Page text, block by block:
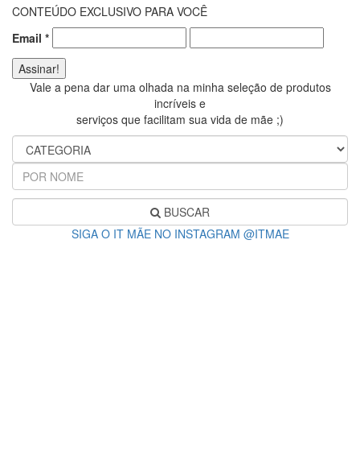
CONTEÚDO EXCLUSIVO PARA VOCÊ
Email *
Vale a pena dar uma olhada na minha seleção de produtos
incríveis e
serviços que facilitam sua vida de mãe ;)
BUSCAR
SIGA O IT MÃE NO INSTAGRAM @ITMAE